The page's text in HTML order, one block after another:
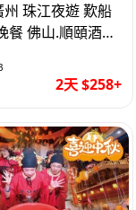
州 珠江夜遊 歎船
餐 佛山.順頤酒店
2天 $258+